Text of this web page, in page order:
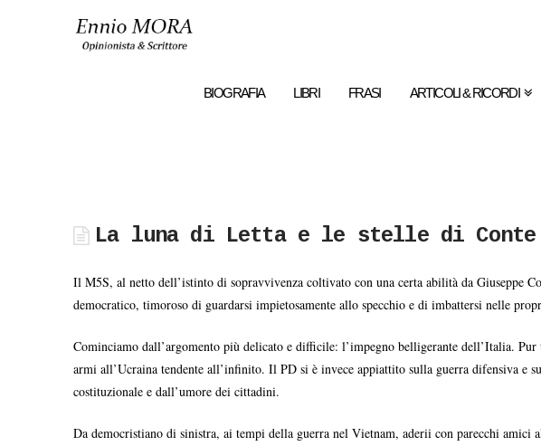
Ennio
BIOGRAFIA LIBRI FRASI ARTICOLI & RICORDI
La luna di Letta e le stelle di Conte
Il M5S, al netto dell’istinto di sopravvivenza coltivato con una certa abilità da Giuseppe
democratico, timoroso di guardarsi impietosamente allo specchio e di imbattersi nelle
Cominciamo dall’argomento più delicato e difficile: l’impegno belligerante dell’Italia.
armi all’Ucraina tendente all’infinito. Il PD si è invece appiattito sulla guerra difensiva e
costituzionale e dall’umore dei cittadini.
Da democristiano di sinistra, ai tempi della guerra nel Vietnam, aderii con parecchi amici